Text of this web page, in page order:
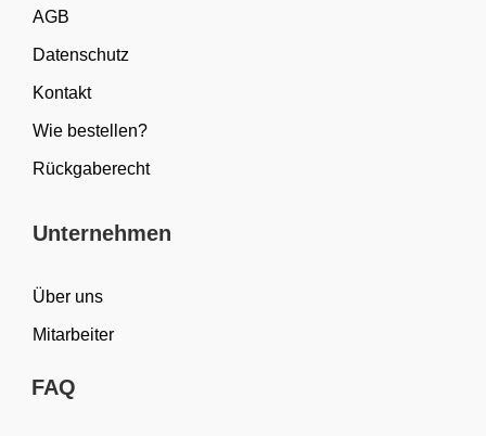
AGB
Datenschutz
Kontakt
Wie bestellen?
Rückgaberecht
Unternehmen
Über uns
Mitarbeiter
FAQ